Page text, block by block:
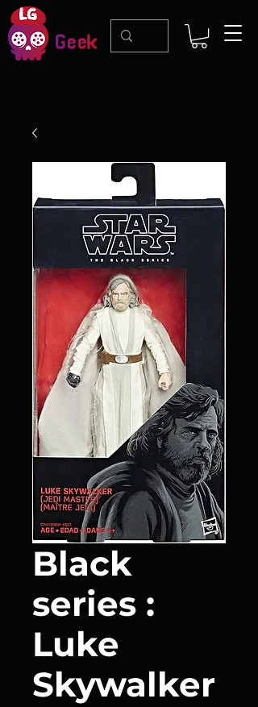
Black
series :
Luke
Skywalker